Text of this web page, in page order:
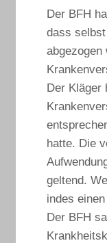
Der BFH
dass
abgezogen
Der Kläger
hatte. Die
geltend.
indes
Der BFH